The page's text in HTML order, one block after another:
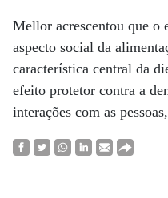
Mellor acrescentou que o
aspecto social da
característica central da
efeito protetor contra a
interações com as